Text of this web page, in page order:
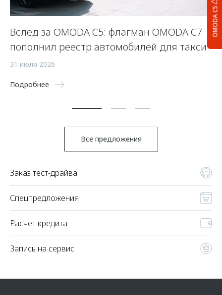
OMODA C5
Вслед за OMODA C5: флагман OMODA C7
пополнил реестр автомобилей для такси
31 июля 2026
Подробнее
Все предложения
Заказ тест-драйва
Спецпредложения
Расчет кредита
Запись на сервис